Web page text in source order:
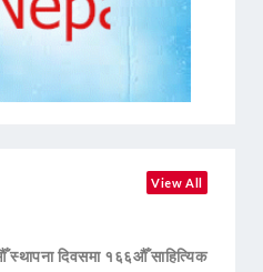
View All
दिवसमा १६६औँ साहित्यिक